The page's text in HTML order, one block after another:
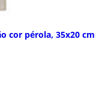
cor pérola, 35x20 cm